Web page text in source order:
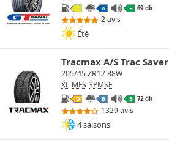
C A B 69 db
2 avis
Été
Tracmax A/S Trac Saver
205/45 ZR17 88W
XL MFS 3PMSF
D B B 72 db
1329 avis
4 saisons